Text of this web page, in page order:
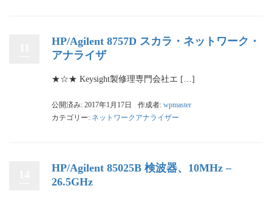
HP/Agilent 8757D スカラ・ネットワーク・
アナライザ
★☆★ Keysight製修理専門会社エ […]
公開済み: 2017年1月17日 作成者: wpmaster
カテゴリー: ネットワークアナライザー
HP/Agilent 85025B 検波器、10MHz –
26.5GHz